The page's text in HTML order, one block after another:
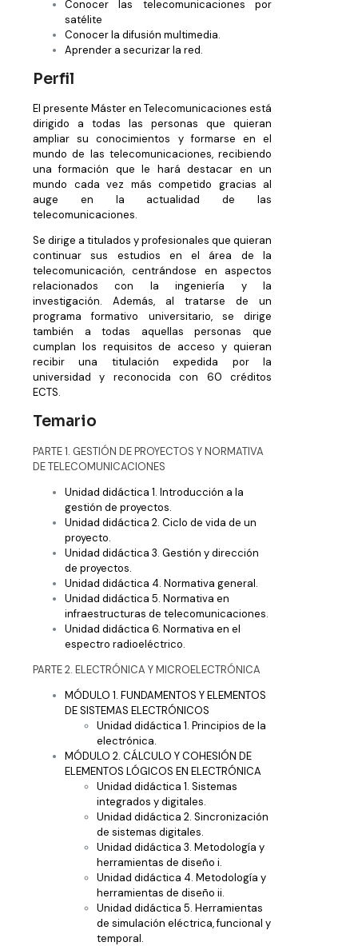
Conocer las telecomunicaciones por
satélite
Conocer la difusión multimedia.
Aprender a securizar la red.
Perfil
El presente Máster en Telecomunicaciones está
dirigido a todas las personas que quieran
ampliar su conocimientos y formarse en el
mundo de las telecomunicaciones, recibiendo
una formación que le hará destacar en un
mundo cada vez más competido gracias al
auge en la actualidad de las
telecomunicaciones.
Se dirige a titulados y profesionales que quieran
continuar sus estudios en el área de la
telecomunicación, centrándose en aspectos
relacionados con la ingeniería y la
investigación. Además, al tratarse de un
programa formativo universitario, se dirige
también a todas aquellas personas que
cumplan los requisitos de acceso y quieran
recibir una titulación expedida por la
universidad y reconocida con 60 créditos
ECTS.
Temario
PARTE 1. GESTIÓN DE PROYECTOS Y NORMATIVA
DE TELECOMUNICACIONES
Unidad didáctica 1. Introducción a la
gestión de proyectos.
Unidad didáctica 2. Ciclo de vida de un
proyecto.
Unidad didáctica 3. Gestión y dirección
de proyectos.
Unidad didáctica 4. Normativa general.
Unidad didáctica 5. Normativa en
infraestructuras de telecomunicaciones.
Unidad didáctica 6. Normativa en el
espectro radioeléctrico.
PARTE 2. ELECTRÓNICA Y MICROELECTRÓNICA
MÓDULO 1. FUNDAMENTOS Y ELEMENTOS
DE SISTEMAS ELECTRÓNICOS
Unidad didáctica 1. Principios de la
electrónica.
MÓDULO 2. CÁLCULO Y COHESIÓN DE
ELEMENTOS LÓGICOS EN ELECTRÓNICA
Unidad didáctica 1. Sistemas
integrados y digitales.
Unidad didáctica 2. Sincronización
de sistemas digitales.
Unidad didáctica 3. Metodología y
herramientas de diseño i.
Unidad didáctica 4. Metodología y
herramientas de diseño ii.
Unidad didáctica 5. Herramientas
de simulación eléctrica, funcional y
temporal.